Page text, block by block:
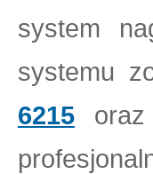
system
systemu
6215
oraz